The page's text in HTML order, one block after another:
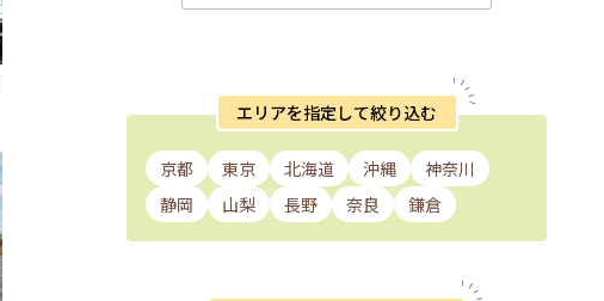
エリアを指定して絞り込む
京都 東京 北海道 沖縄
神奈川
静岡
山梨 長野 奈良 鎌倉